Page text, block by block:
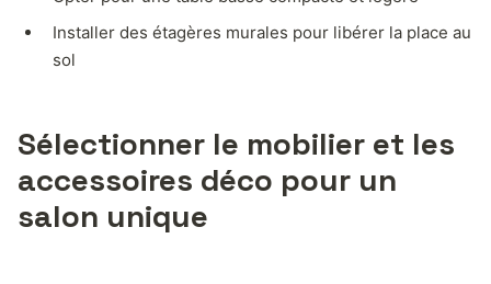
Installer des étagères murales pour libérer la place au
sol
Sélectionner le mobilier et les
accessoires déco pour un
salon unique